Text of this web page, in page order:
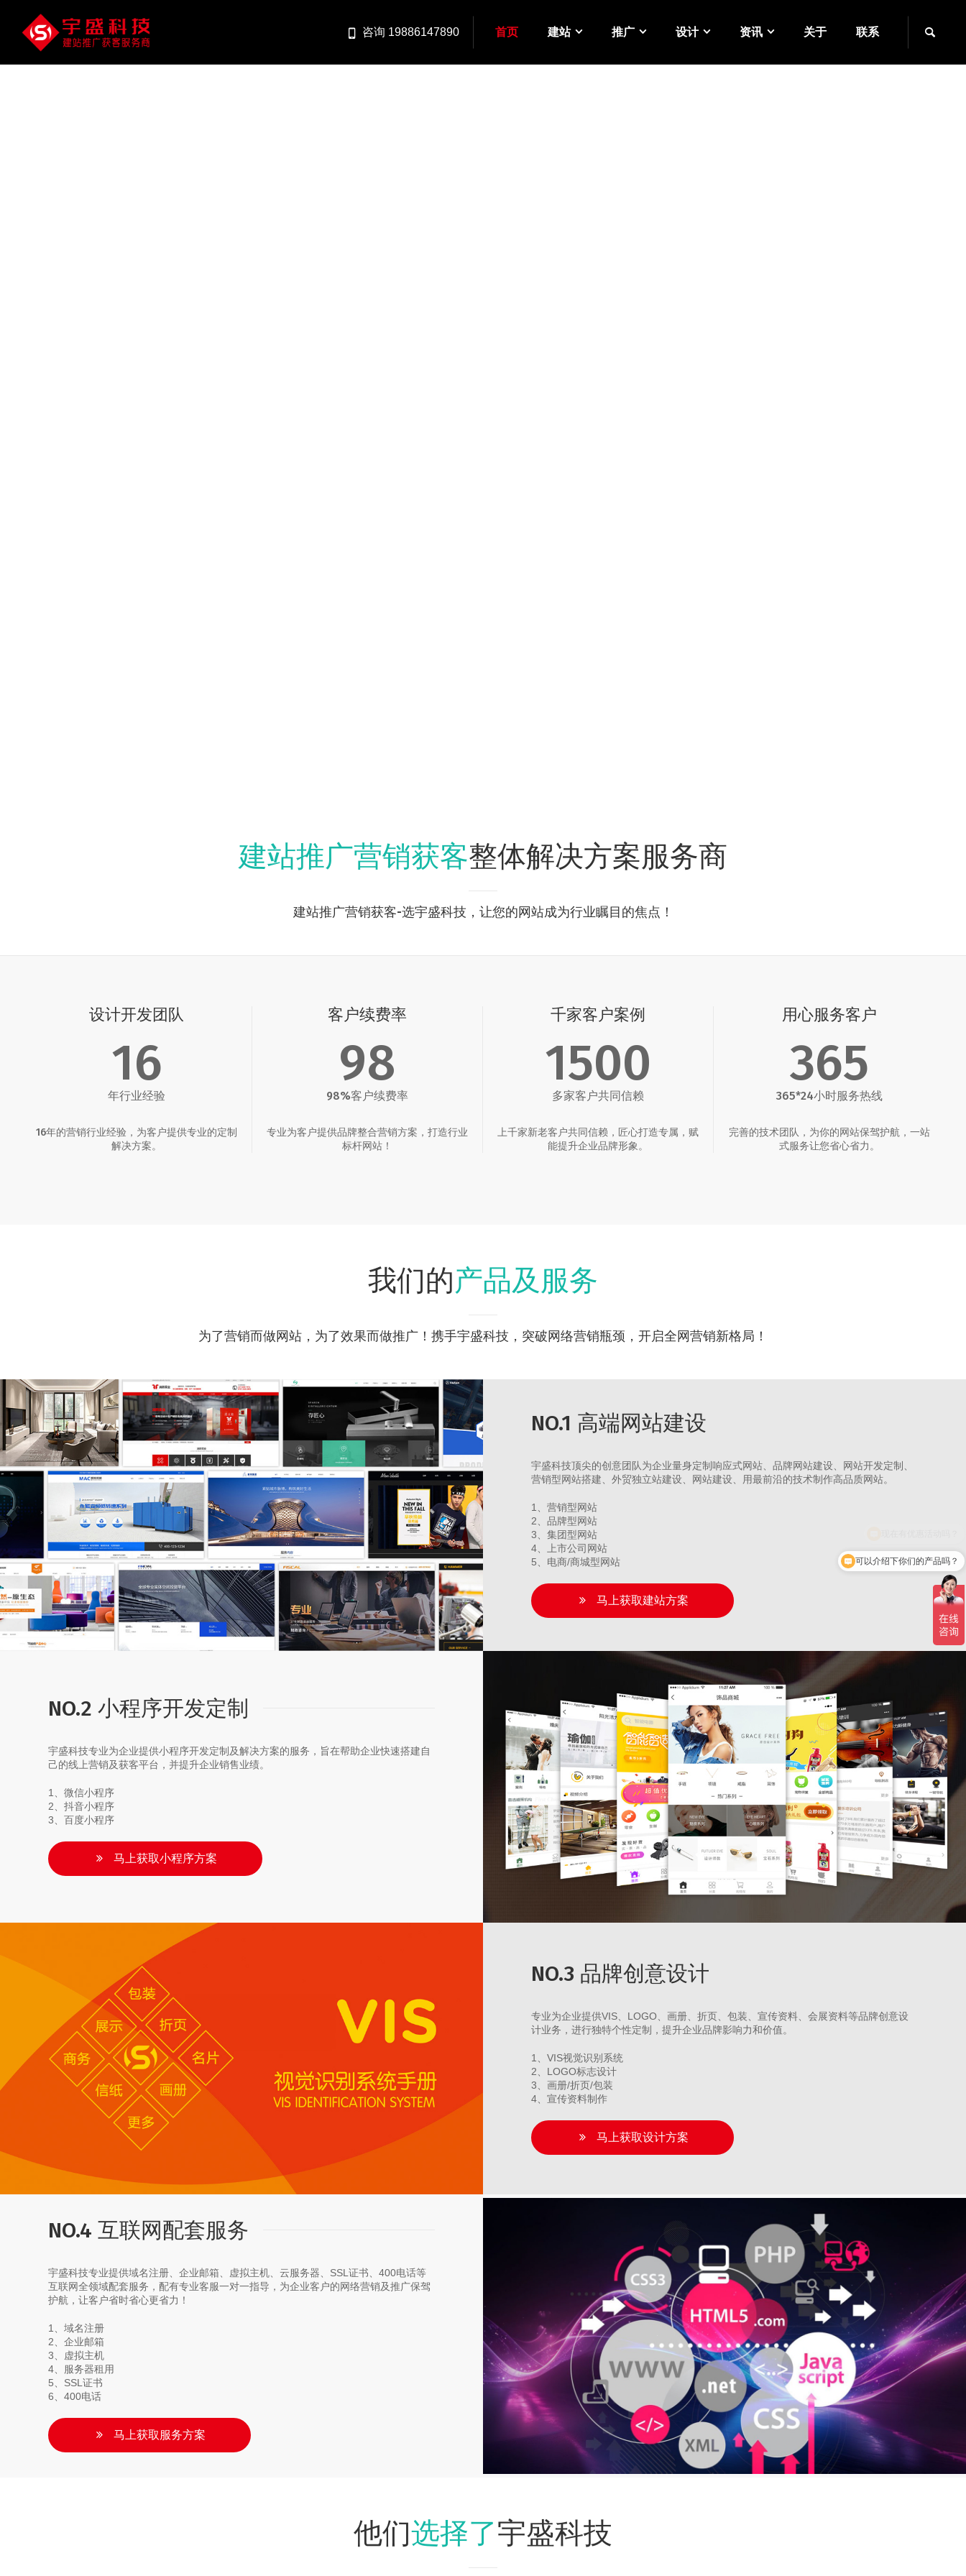
咨询 19886147890 首页 建站 推广 设计 资讯 关于 联系
建站推广营销获客整体解决方案服务商
建站推广营销获客-选宇盛科技，让您的网站成为行业瞩目的焦点！
设计开发团队
16
年行业经验
16年的营销行业经验，为客户提供专业的定制
解决方案。
客户续费率
98
98%客户续费率
专业为客户提供品牌整合营销方案，打造行业
标杆网站！
千家客户案例
1500
多家客户共同信赖
上千家新老客户共同信赖，匠心打造专属，赋
能提升企业品牌形象。
用心服务客户
365
365*24小时服务热线
完善的技术团队，为你的网站保驾护航，一站
式服务让您省心省力。
我们的产品及服务
为了营销而做网站，为了效果而做推广！携手宇盛科技，突破网络营销瓶颈，开启全网营销新格局！
NO.1 高端网站建设
宇盛科技顶尖的创意团队为企业量身定制响应式网站、品牌网站建设、网站开发定制、
营销型网站搭建、外贸独立站建设、网站建设、用最前沿的技术制作高品质网站。
1、营销型网站
2、品牌型网站
3、集团型网站
4、上市公司网站
5、电商/商城型网站
马上获取建站方案
NO.2 小程序开发定制
宇盛科技专业为企业提供小程序开发定制及解决方案的服务，旨在帮助企业快速搭建自
己的线上营销及获客平台，并提升企业销售业绩。
1、微信小程序
2、抖音小程序
3、百度小程序
马上获取小程序方案
NO.3 品牌创意设计
专业为企业提供VIS、LOGO、画册、折页、包装、宣传资料、会展资料等品牌创意设
计业务，进行独特个性定制，提升企业品牌影响力和价值。
1、VIS视觉识别系统
2、LOGO标志设计
3、画册/折页/包装
4、宣传资料制作
马上获取设计方案
NO.4 互联网配套服务
宇盛科技专业提供域名注册、企业邮箱、虚拟主机、云服务器、SSL证书、400电话等
互联网全领域配套服务，配有专业客服一对一指导，为企业客户的网络营销及推广保驾
护航，让客户省时省心更省力！
1、域名注册
2、企业邮箱
3、虚拟主机
4、服务器租用
5、SSL证书
6、400电话
马上获取服务方案
他们选择了宇盛科技
可以介绍下你们的产品吗？